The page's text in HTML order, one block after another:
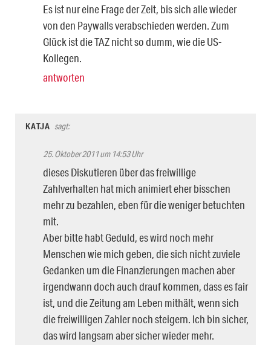
Es ist nur eine Frage der Zeit, bis sich alle wieder
von den Paywalls verabschieden werden. Zum
Glück ist die TAZ nicht so dumm, wie die US-
Kollegen.
antworten
KATJA sagt:
25. Oktober 2011 um 14:53 Uhr
dieses Diskutieren über das freiwillige
Zahlverhalten hat mich animiert eher bisschen
mehr zu bezahlen, eben für die weniger betuchten
mit.
Aber bitte habt Geduld, es wird noch mehr
Menschen wie mich geben, die sich nicht zuviele
Gedanken um die Finanzierungen machen aber
irgendwann doch auch drauf kommen, dass es fair
ist, und die Zeitung am Leben mithält, wenn sich
die freiwilligen Zahler noch steigern. Ich bin sicher,
das wird langsam aber sicher wieder mehr.